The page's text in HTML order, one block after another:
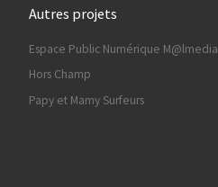
Autres projets
Espace Public Numérique M@lmedia
Hors Champ
Papy et Mamy Surfeurs